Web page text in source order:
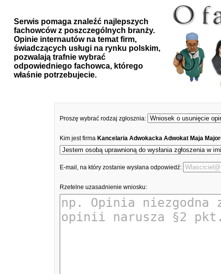
Serwis pomaga znaleźć najlepszych
fachowców z poszczególnych branży.
Opinie internautów na temat firm,
świadczących usługi na rynku polskim,
pozwalają trafnie wybrać
odpowiedniego fachowca, którego
właśnie potrzebujecie.
Proszę wybrać rodzaj zgłosznia:
Kim jest firma Kancelaria Adwokacka Adwokat Maja
E-mail, na który zostanie wysłana odpowiedź:
Rzetelne uzasadnienie wniosku: